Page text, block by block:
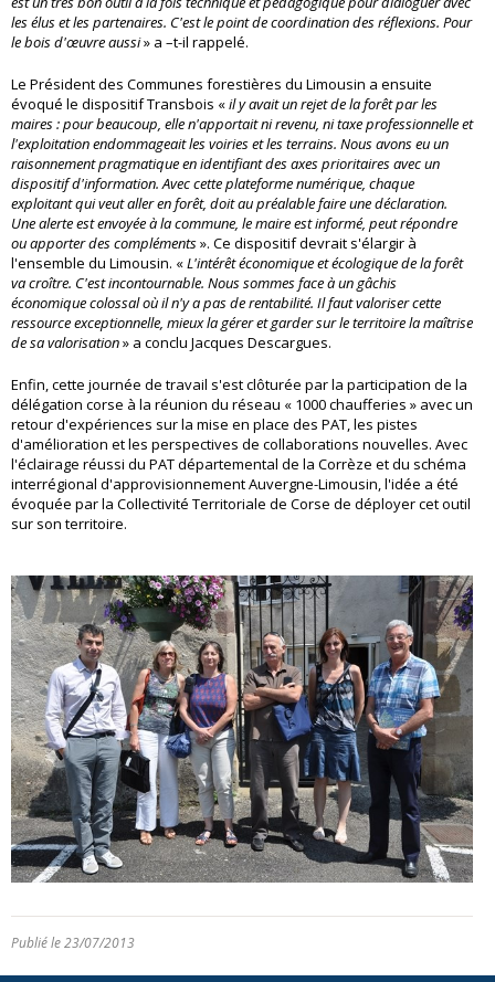
les élus et les partenaires. C'est le point de coordination des réflexions. Pour
le bois d'œuvre aussi» a –t-il rappelé.
Le Président des Communes forestières du Limousin a ensuite
évoqué le dispositif Transbois «il y avait un rejet de la forêt par les
maires : pour beaucoup, elle n'apportait ni revenu, ni taxe professionnelle et
l'exploitation endommageait les voiries et les terrains. Nous avons eu un
raisonnement pragmatique en identifiant des axes prioritaires avec un
dispositif d'information. Avec cette plateforme numérique, chaque
exploitant qui veut aller en forêt, doit au préalable faire une déclaration.
Une alerte est envoyée à la commune, le maire est informé, peut répondre
ou apporter des compléments». Ce dispositif devrait s'élargir à
l'ensemble du Limousin. «L'intérêt économique et écologique de la forêt
va croître. C'est incontournable. Nous sommes face à un gâchis
économique colossal où il n'y a pas de rentabilité. Il faut valoriser cette
ressource exceptionnelle, mieux la gérer et garder sur le territoire la maîtrise
de sa valorisation» a conclu Jacques Descargues.
Enfin, cette journée de travail s'est clôturée par la participation de la
délégation corse à la réunion du réseau « 1000 chaufferies » avec un
retour d'expériences sur la mise en place des PAT, les pistes
d'amélioration et les perspectives de collaborations nouvelles. Avec
l'éclairage réussi du PAT départemental de la Corrèze et du schéma
interrégional d'approvisionnement Auvergne-Limousin, l'idée a été
évoquée par la Collectivité Territoriale de Corse de déployer cet outil
sur son territoire.
Publié le 23/07/2013